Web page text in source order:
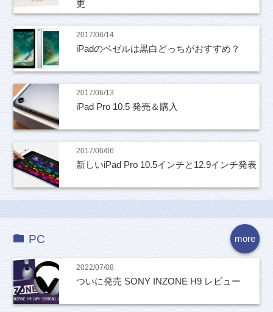
更
2017/06/14
iPadのベゼルは黒白どっちがおすすめ？
2017/06/13
iPad Pro 10.5 発売＆購入
2017/06/06
新しいiPad Pro 10.5インチと12.9インチ発表
more
PC
2022/07/08
ついに発売 SONY INZONE H9 レビュー